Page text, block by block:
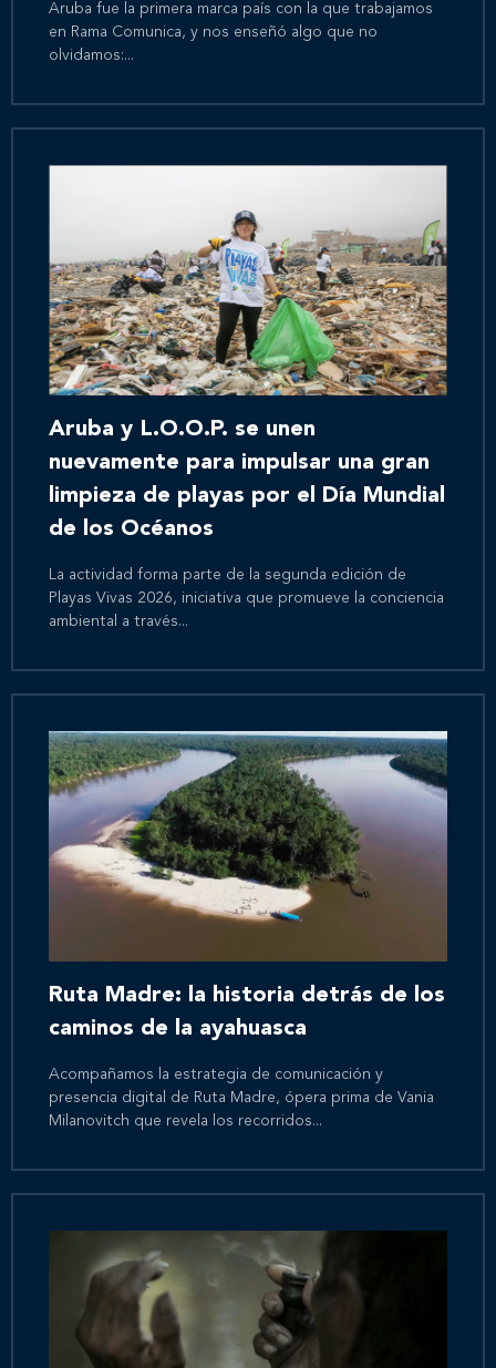
Aruba fue la primera marca país con la que trabajamos
en Rama Comunica, y nos enseñó algo que no
olvidamos:...
Aruba y L.O.O.P. se unen
nuevamente para impulsar una gran
limpieza de playas por el Día Mundial
de los Océanos
La actividad forma parte de la segunda edición de
Playas Vivas 2026, iniciativa que promueve la conciencia
ambiental a través...
Ruta Madre: la historia detrás de los
caminos de la ayahuasca
Acompañamos la estrategia de comunicación y
presencia digital de Ruta Madre, ópera prima de Vania
Milanovitch que revela los recorridos...